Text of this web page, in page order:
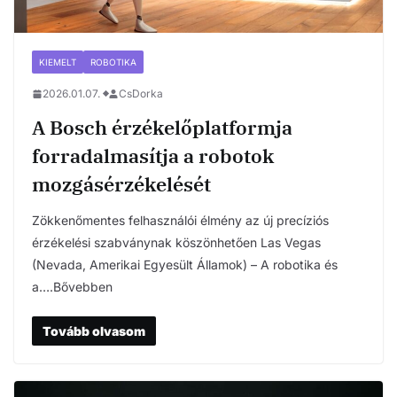
KIEMELT ROBOTIKA
2026.01.07. CsDorka
A Bosch érzékelőplatformja
forradalmasítja a robotok
mozgásérzékelését
Zökkenőmentes felhasználói élmény az új precíziós
érzékelési szabványnak köszönhetően Las Vegas
(Nevada, Amerikai Egyesült Államok) – A robotika és
a….Bővebben
Tovább olvasom